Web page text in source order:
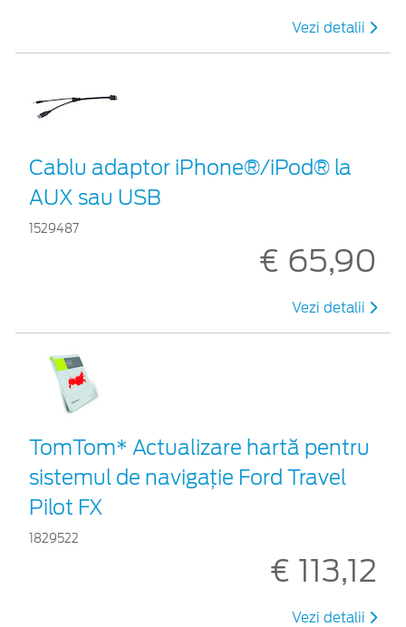
Vezi detalii
Cablu adaptor iPhone®/iPod® la
AUX sau USB
1529487
€ 65,90
Vezi detalii
TomTom* Actualizare hartă pentru
sistemul de navigație Ford Travel
Pilot FX
1829522
€ 113,12
Vezi detalii